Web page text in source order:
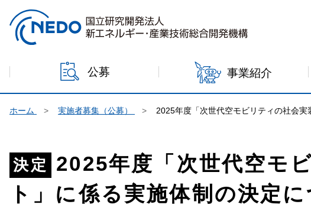
本文へジャンプ
公募 事業紹介
ホーム 実施者募集（公募） 2025年度「次世代空モビリティの社会
決定
2025年度「次世代空モ
ト」に係る実施体制の決定